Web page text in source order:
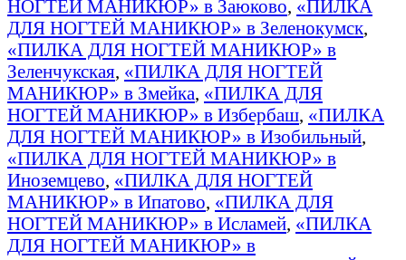
НОГТЕЙ МАНИКЮР» в Заюково, «ПИЛКА
ДЛЯ НОГТЕЙ МАНИКЮР» в Зеленокумск,
«ПИЛКА ДЛЯ НОГТЕЙ МАНИКЮР» в
Зеленчукская, «ПИЛКА ДЛЯ НОГТЕЙ
МАНИКЮР» в Змейка, «ПИЛКА ДЛЯ
НОГТЕЙ МАНИКЮР» в Избербаш, «ПИЛКА
ДЛЯ НОГТЕЙ МАНИКЮР» в Изобильный,
«ПИЛКА ДЛЯ НОГТЕЙ МАНИКЮР» в
Иноземцево, «ПИЛКА ДЛЯ НОГТЕЙ
МАНИКЮР» в Ипатово, «ПИЛКА ДЛЯ
НОГТЕЙ МАНИКЮР» в Исламей, «ПИЛКА
ДЛЯ НОГТЕЙ МАНИКЮР» в